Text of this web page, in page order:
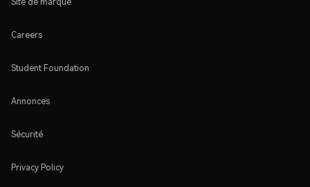
Careers
Student Foundation
Annonces
Sécurité
Privacy Policy